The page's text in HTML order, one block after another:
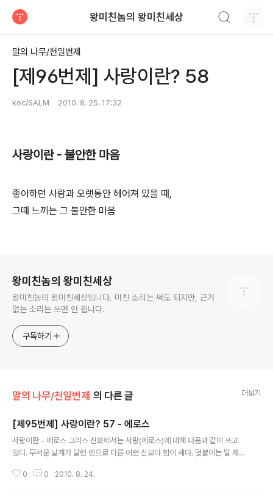
왕미친놈의 왕미친세상
말의 나무/천일번제
[제96번제] 사랑이란? 58
koc/SALM 2010. 8. 25. 17:32
사랑이란 - 불안한 마음
좋아하던 사람과 오랫동안 헤어져 있을 때,
그때 느끼는 그 불안한 마음
왕미친놈의 왕미친세상
왕미친놈의 왕미친세상입니다. 미친 소리는 써도 되지만, 근거
없는 소리는 쓰면 안 됩니다.
구독하기
말의 나무/천일번제 의 다른 글 더보기
[제95번제] 사랑이란? 57 - 에로스
사랑이란 - 에로스 그리스 신화에서는 사랑(에로스)에 대해 다음과 같이 쓰고
있다. 무서운 날개가 달린 뱀으로 다른 어떤 신보다 힘이 세다. 덧붙이는 말 제목
이 설명한 에로스의 모습입니다.
0 0 2010. 8. 24.